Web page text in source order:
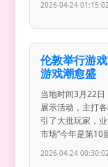
2026-04-24 01:15:02
伦敦举行游
游戏潮愈盛
当地时间3月22日
展示活动，主打
引了大批玩家，
市场”今年是第10
2026-04-24 00:30:02